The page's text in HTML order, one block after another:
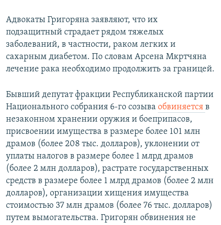
Адвокаты Григоряна заявляют, что их
подзащитный страдает рядом тяжелых
заболеваний, в частности, раком легких и
сахарным диабетом. По словам Арсена Мкртчяна
лечение рака необходимо продолжить за границей.
Бывший депутат фракции Республиканской партии
Национального собрания 6-го созыва обвиняется в
незаконном хранении оружия и боеприпасов,
присвоении имущества в размере более 101 млн
драмов (более 208 тыс. долларов), уклонении от
уплаты налогов в размере более 1 млрд драмов
(более 2 млн долларов), растрате государственных
средств в размере более 1 млрд драмов (более 2 млн
долларов), организации хищения имущества
стоимостью 37 млн драмов (более 76 тыс. долларов)
путем вымогательства. Григорян обвинения не